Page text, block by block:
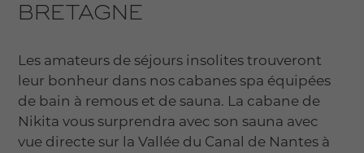
BRETAGNE
Les amateurs de séjours insolites trouveront
leur bonheur dans nos cabanes spa équipées
de bain à remous et de sauna. La cabane de
Nikita vous surprendra avec son sauna avec
vue directe sur la Vallée du Canal de Nantes à